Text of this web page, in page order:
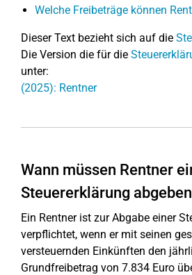
Welche Freibeträge können
Dieser Text bezieht sich auf die
Die Version die für die
unter:
(2025): Rentner
Wann müssen Rentner
Steuererklärung
Ein Rentner ist zur Abgabe einer
verpflichtet, wenn er mit seinen
versteuernden Einkünften den
Grundfreibetrag von 7.834 Euro